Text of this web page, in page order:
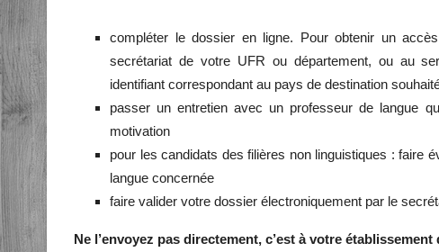
compléter le dossier en ligne. Pour obtenir un
secrétariat de votre UFR ou département, ou au
identifiant correspondant au pays de destination
passer un entretien avec un professeur de langue
motivation
pour les candidats des filières non linguistiques : faire
langue concernée
faire valider votre dossier électroniquement par le
Ne l’envoyez pas directement, c’est à votre établissement